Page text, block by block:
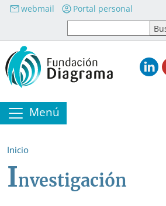
Pasar al contenido principal
webmail Portal personal
Menú
Inicio
Investigación